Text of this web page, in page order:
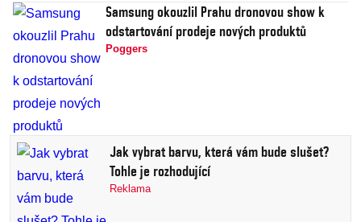
Samsung okouzlil Prahu dronovou show k
odstartování prodeje nových produktů
Poggers
Jak vybrat barvu, která vám bude slušet?
Tohle je rozhodující
Reklama